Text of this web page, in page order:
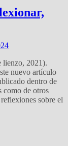
lienzo, 2021).
nuevo artículo
dentro de
como de otros
sobre el